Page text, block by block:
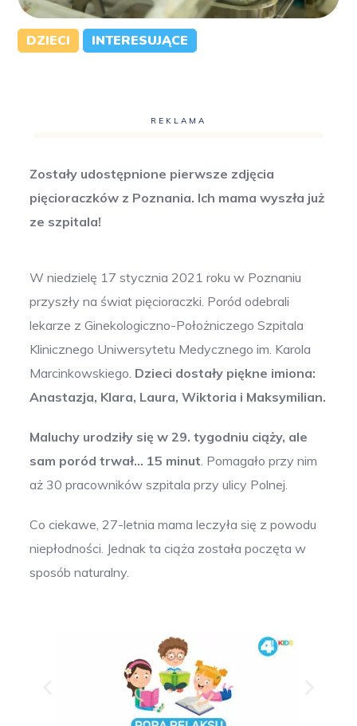
DZIECI INTERESUJĄCE
REKLAMA
Zostały udostępnione pierwsze zdjęcia
pięcioraczków z Poznania. Ich mama wyszła już
ze szpitala!
W niedzielę 17 stycznia 2021 roku w Poznaniu
przyszły na świat pięcioraczki. Poród odebrali
lekarze z Ginekologiczno-Położniczego Szpitala
Klinicznego Uniwersytetu Medycznego im. Karola
Marcinkowskiego. Dzieci dostały piękne imiona:
Anastazja, Klara, Laura, Wiktoria i Maksymilian.
Maluchy urodziły się w 29. tygodniu ciąży, ale
sam poród trwał… 15 minut. Pomagało przy nim
aż 30 pracowników szpitala przy ulicy Polnej.
Co ciekawe, 27-letnia mama leczyła się z powodu
niepłodności. Jednak ta ciąża została poczęta w
sposób naturalny.